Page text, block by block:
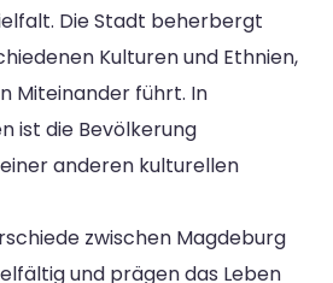
Die Stadt beherbergt
Kulturen und Ethnien,
Miteinander führt. In
ist die Bevölkerung
anderen kulturellen
zwischen Magdeburg
und prägen das Leben